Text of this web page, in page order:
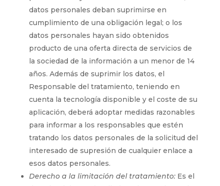
datos personales deban suprimirse en
cumplimiento de una obligación legal; o los
datos personales hayan sido obtenidos
producto de una oferta directa de servicios de
la sociedad de la información a un menor de 14
años. Además de suprimir los datos, el
Responsable del tratamiento, teniendo en
cuenta la tecnología disponible y el coste de su
aplicación, deberá adoptar medidas razonables
para informar a los responsables que estén
tratando los datos personales de la solicitud del
interesado de supresión de cualquier enlace a
esos datos personales.
Derecho a la limitación del tratamiento:Es el